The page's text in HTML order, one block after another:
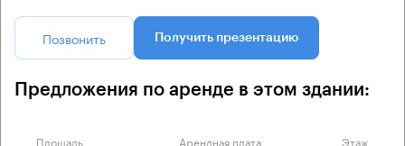
Позвонить Получить презентацию
Предложения по аренде в этом здании:
Площадь Арендная плата Этаж